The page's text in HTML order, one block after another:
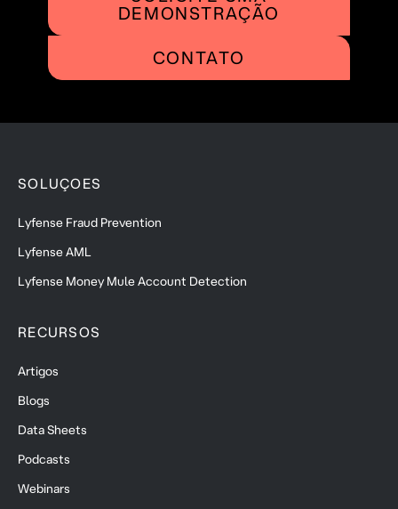
DEMONSTRAÇÃO
CONTATO
SOLUÇOES
Lyfense Fraud Prevention
Lyfense AML
Lyfense Money Mule Account Detection
RECURSOS
Artigos
Blogs
Data Sheets
Podcasts
Webinars